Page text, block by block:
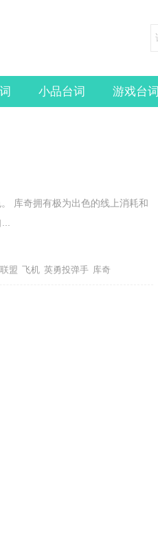
小品台词 游戏台词
库奇拥有极为出色的线上消耗和
盟 飞机 英勇投弹手 库奇